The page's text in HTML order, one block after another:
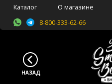
Каталог О магазине
8-800-333-62-66